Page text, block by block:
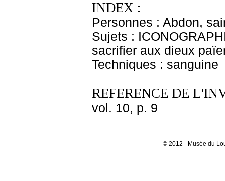
INDEX :
Personnes : Abdon,
Sujets :
sacrifier aux dieux
Techniques : sanguine
REFERENCE DE
vol. 10, p. 9
© 2012 - Musée du